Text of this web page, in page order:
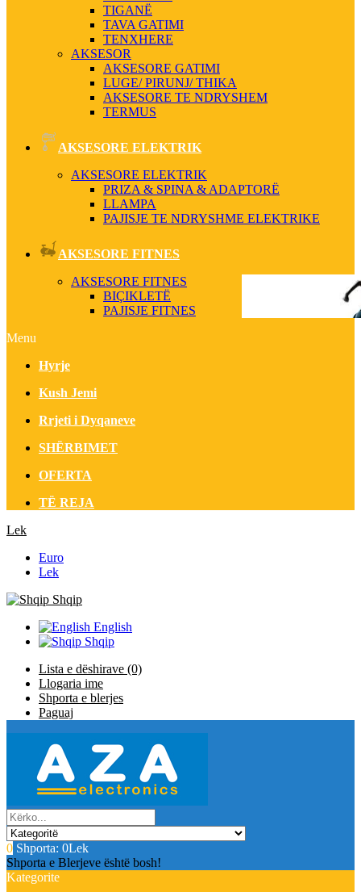
TIGANË
TAVA GATIMI
TENXHERE
AKSESOR
AKSESORE GATIMI
LUGE/ PIRUNJ/ THIKA
AKSESORE TE NDRYSHEM
TERMUS
AKSESORE ELEKTRIK
AKSESORE ELEKTRIK
PRIZA & SPINA & ADAPTORË
LLAMPA
PAJISJE TE NDRYSHME ELEKTRIKE
AKSESORE FITNES
AKSESORE FITNES
BIÇIKLETË
PAJISJE FITNES
Menu
Hyrje
Kush Jemi
Rrjeti i Dyqaneve
SHËRBIMET
OFERTA
TË REJA
Lek
Euro
Lek
Shqip
English
Shqip
Lista e dëshirave (0)
Llogaria ime
Shporta e blerjes
Paguaj
0 Shporta: 0Lek
Shporta e Blerjeve është bosh!
Kategorite